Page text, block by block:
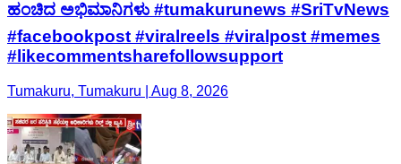
ಹಂಚಿದ ಅಭಿಮಾನಿಗಳು #tumakurunews #SriTvNews
#facebookpost #viralreels #viralpost #memes
#likecommentsharefollowsupport
Tumakuru, Tumakuru | Aug 8, 2026